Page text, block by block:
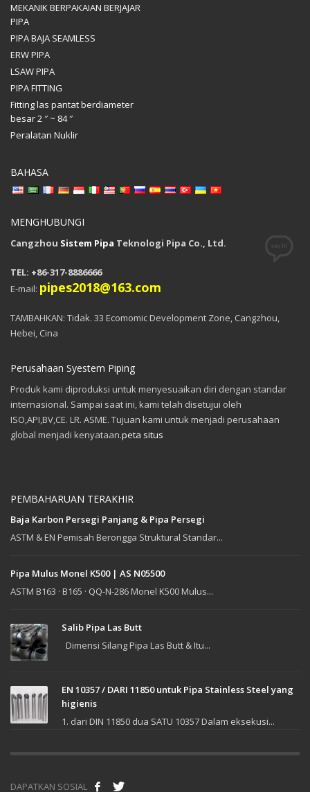
MEKANIK BERPAKAIAN BERJAJAR
PIPA
PIPA BAJA SEAMLESS
ERW PIPA
LSAW PIPA
PIPA FITTING
Fitting las pantat berdiameter
besar 2 ″ ~ 84 ″
Peralatan Nuklir
BAHASA
MENGHUBUNGI
Cangzhou Sistem Pipa Teknologi Pipa Co., Ltd.
TEL: +86-317-8886666
E-mail: pipes2018@163.com
TAMBAHKAN: Tidak. 33 Ecomomic Development Zone, Cangzhou,
Hebei, Cina
Perusahaan Syestem Piping
Produk kami diproduksi untuk menyesuaikan diri dengan standar
internasional. Sampai saat ini, kami telah disetujui oleh
ISO,API,BV,CE. LR. ASME. Tujuan kami untuk menjadi perusahaan
global menjadi kenyataan.peta situs
PEMBAHARUAN TERAKHIR
Baja Karbon Persegi Panjang & Pipa Persegi
ASTM & EN Pemisah Berongga Struktural Standar...
Pipa Mulus Monel K500 | AS N05500
ASTM B163 · B165 · QQ-N-286 Monel K500 Mulus...
Salib Pipa Las Butt
Dimensi Silang Pipa Las Butt & Itu...
EN 10357 / DARI 11850 untuk Pipa Stainless Steel yang
higienis
1. dari DIN 11850 dua SATU 10357 Dalam eksekusi...
DAPATKAN SOSIAL